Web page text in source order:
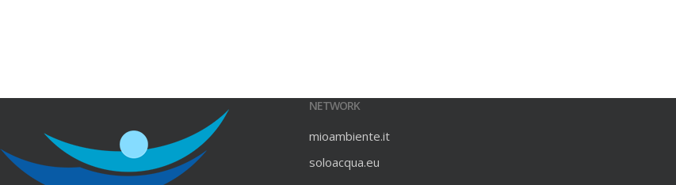
NETWORK
mioambiente.it
soloacqua.eu